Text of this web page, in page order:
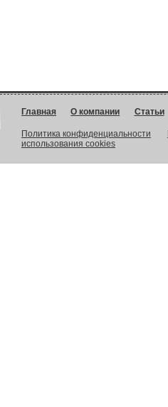
Главная О компании Статьи
Политика конфиденциальности
использования cookies